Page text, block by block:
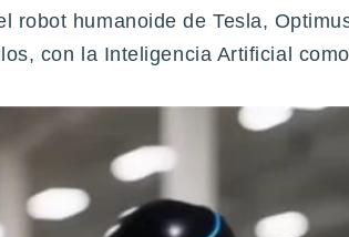
humanoide de Tesla,
con la Inteligencia Artificial